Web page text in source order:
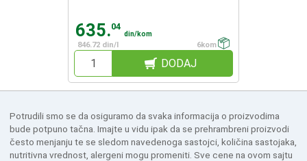
635.04
din/kom
846.72 din/l
6kom
DODAJ
Potrudili smo se da osiguramo da svaka informacija o proizvodima
bude potpuno tačna. Imajte u vidu ipak da se prehrambreni proizvodi
često menjanju te se sledom navedenoga sastojci, količina sastojaka,
nutritivna vrednost, alergeni mogu promeniti. Sve cene na ovom sajtu